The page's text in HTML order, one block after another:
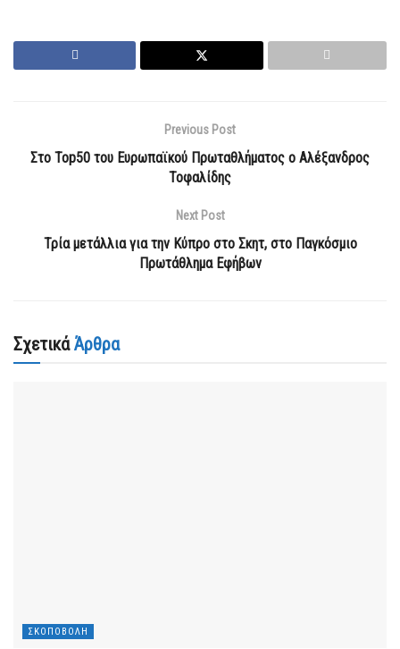
Previous Post
Στο Top50 του Ευρωπαϊκού Πρωταθλήματος ο Αλέξανδρος
Τοφαλίδης
Next Post
Τρία μετάλλια για την Κύπρο στο Σκητ, στο Παγκόσμιο
Πρωτάθλημα Εφήβων
ΣχετικάΆρθρα
ΣΚΟΠΟΒΟΛΉ